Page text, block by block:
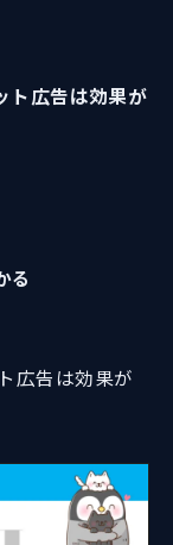
ト広告は効果が
る
広告は効果が